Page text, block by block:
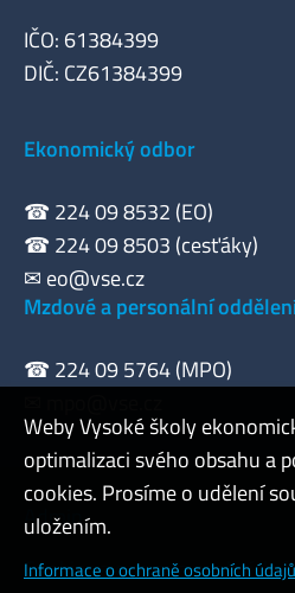
IČO: 61384399
DIČ: CZ61384399
Ekonomický odbor
☎ 224 09 8532 (EO)
☎ 224 09 8503 (cesťáky)
✉ eo@vse.cz
Mzdové a personální
☎ 224 09 5764 (MPO)
Admin
Cookies a ochrana osobních
Weby Vysoké školy
optimalizaci svého obsahu a
cookies. Prosíme o udělení
uložením.
Informace o ochraně osobních údajů